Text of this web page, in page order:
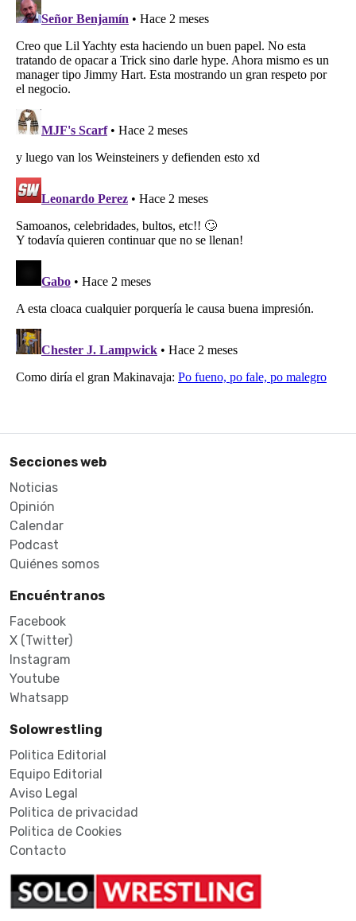
Secciones web
Noticias
Opinión
Calendar
Podcast
Quiénes somos
Encuéntranos
Facebook
X (Twitter)
Instagram
Youtube
Whatsapp
Solowrestling
Politica Editorial
Equipo Editorial
Aviso Legal
Politica de privacidad
Politica de Cookies
Contacto